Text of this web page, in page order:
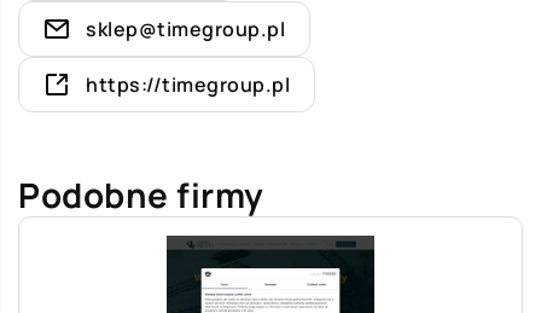
sklep@timegroup.pl
https://timegroup.pl
Podobne firmy